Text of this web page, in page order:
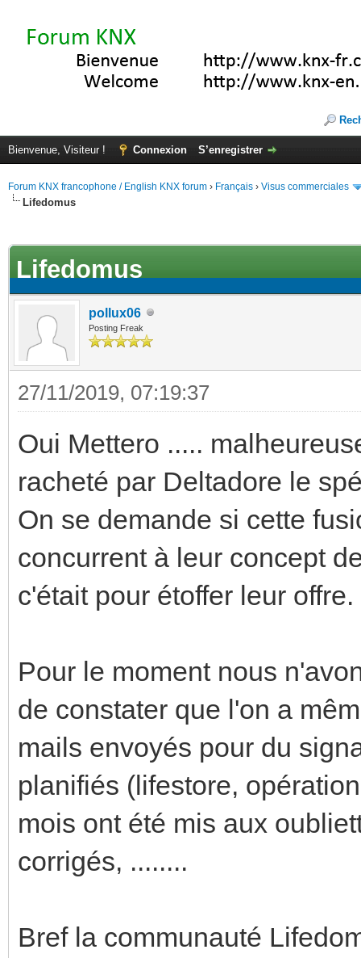
Bienvenue, Visiteur ! Connexion S’enregistrer
Forum KNX francophone / English KNX forum › Français › Visus commerciales
Lifedomus
Lifedomus
pollux06
Posting Freak
27/11/2019, 07:19:37
Oui Mettero .....
racheté par Deltadore le
On se demande si cette
concurrent à leur concept
c'était pour étoffer leur offre.
Pour le moment nous
de constater que l'on a
mails envoyés pour du
planifiés (lifestore,
mois ont été mis aux
corrigés, ........
Bref la communauté